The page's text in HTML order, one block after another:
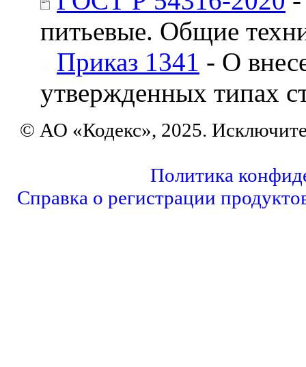
питьевые. Общие
Приказ 1341 - О
утвержденных типах
© АО «Кодекс», 2025.
Политика
Справка о регистрации